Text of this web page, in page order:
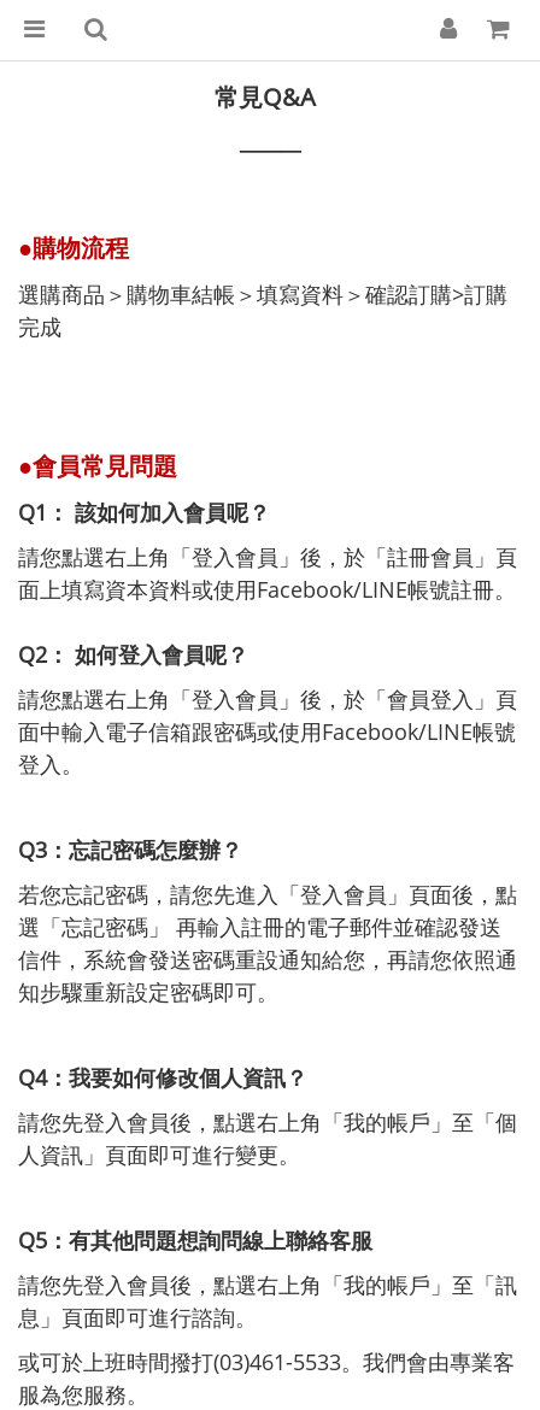
常見Q&A
───
●購物流程
選購商品＞購物車結帳＞填寫資料＞確認訂購>訂購
完成
●會員常見問題
Q1： 該如何加入會員呢？
請您點選右上角「登入會員」後，於「註冊會員」頁
面上填寫資本資料或使用Facebook/LINE帳號註冊。
Q2： 如何登入會員呢？
請您點選右上角「登入會員」後，於「會員登入」頁
面中輸入電子信箱跟密碼或使用Facebook/LINE帳號
登入。
Q3：忘記密碼怎麼辦？
若您忘記密碼，請您先進入「登入會員」頁面後，點
選「忘記密碼」 再輸入註冊的電子郵件並確認發送
信件，系統會發送密碼重設通知給您，再請您依照通
知步驟重新設定密碼即可。
Q4：我要如何修改個人資訊？
請您先登入會員後，點選右上角「我的帳戶」至「個
人資訊」頁面即可進行變更。
Q5：有其他問題想詢問線上聯絡客服
請您先登入會員後，點選右上角「我的帳戶」至「訊
息」頁面即可進行諮詢。
或可於上班時間撥打(03)461-5533。我們會由專業客
服為您服務。